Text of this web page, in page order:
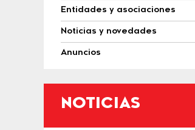
Entidades y asociaciones
Noticias y novedades
Anuncios
NOTICIAS